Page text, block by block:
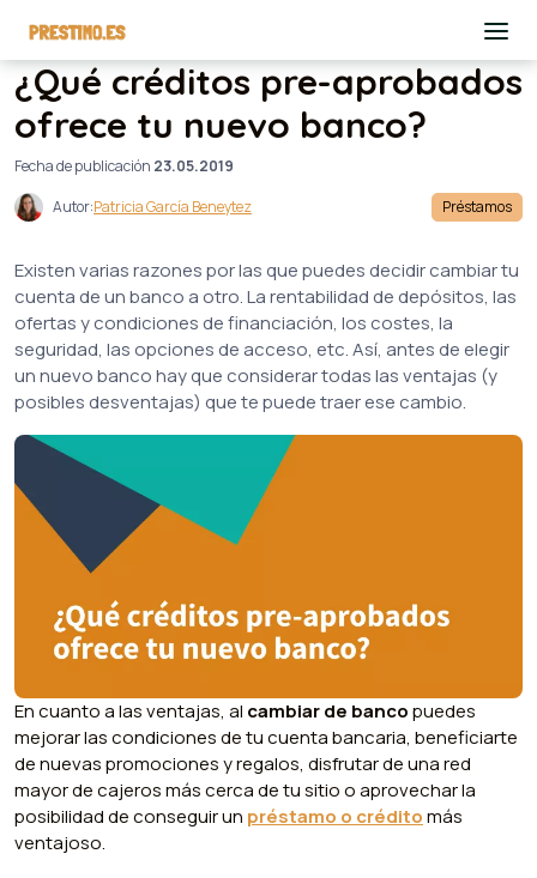
¿Qué créditos pre-aprobados
ofrece tu nuevo banco?
Fecha de publicación 23.05.2019
Autor:Patricia García Beneytez Préstamos
Existen varias razones por las que puedes decidir cambiar tu
cuenta de un banco a otro. La rentabilidad de depósitos, las
ofertas y condiciones de financiación, los costes, la
seguridad, las opciones de acceso, etc. Así, antes de elegir
un nuevo banco hay que considerar todas las ventajas (y
posibles desventajas) que te puede traer ese cambio.
En cuanto a las ventajas, al cambiar de bancopuedes
mejorar las condiciones de tu cuenta bancaria, beneficiarte
de nuevas promociones y regalos, disfrutar de una red
mayor de cajeros más cerca de tu sitio o aprovechar la
posibilidad de conseguir un préstamo o créditomás
ventajoso.